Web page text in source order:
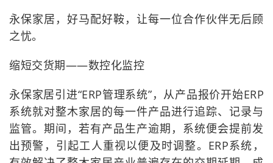
永保家居，好马配好鞍，让每一位合作伙伴无后顾
之忧。
缩短交货期——数控化监控
永保家居引进“ERP管理系统”，从产品报价开始ERP
系统就对整木家居的每一件产品进行追踪、记录与
监管。期间，若有产品生产逾期，系统便会提前发
出预警，引起工人重视以便及时调整。ERP系统，